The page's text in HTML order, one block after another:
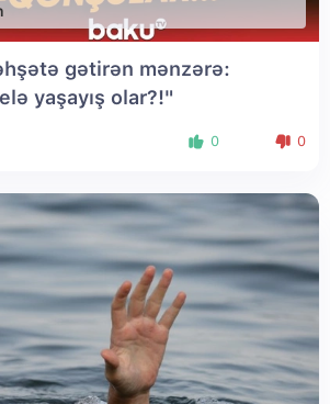
gətirən mənzərə:
yaşayış olar?!"
0 0